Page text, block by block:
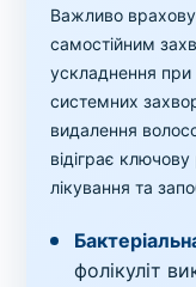
Важливо
самостійним
ускладнення при
системних
видалення
відіграє
лікування та
фолікуліт